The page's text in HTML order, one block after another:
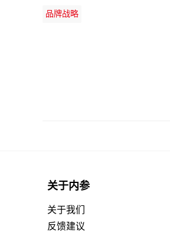
品牌战略
关于内参
关于我们
反馈建议